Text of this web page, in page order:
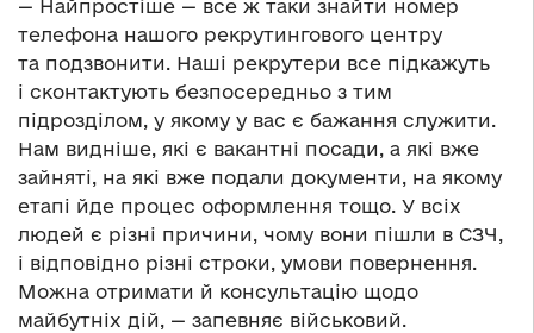
— Найпростіше — все ж таки знайти номер
телефона нашого рекрутингового центру
та подзвонити. Наші рекрутери все підкажуть
і сконтактують безпосередньо з тим
підрозділом, у якому у вас є бажання служити.
Нам видніше, які є вакантні посади, а які вже
зайняті, на які вже подали документи, на якому
етапі йде процес оформлення тощо. У всіх
людей є різні причини, чому вони пішли в СЗЧ,
і відповідно різні строки, умови повернення.
Можна отримати й консультацію щодо
майбутніх дій, — запевняє військовий.